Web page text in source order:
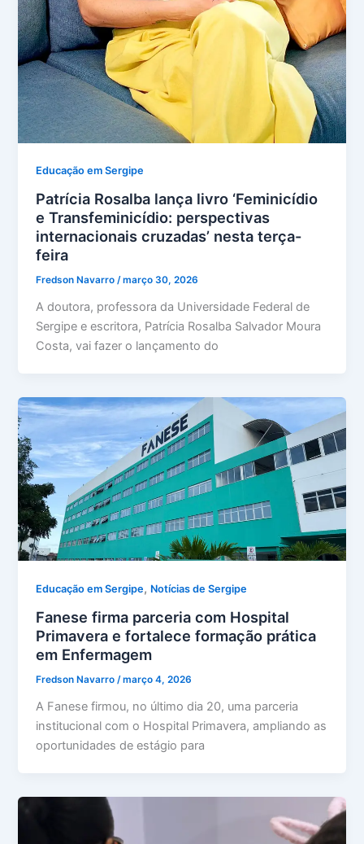
Educação em Sergipe
Patrícia Rosalba lança livro ‘Feminicídio
e Transfeminicídio: perspectivas
internacionais cruzadas’ nesta terça-
feira
Fredson Navarro/março 30, 2026
A doutora, professora da Universidade Federal de
Sergipe e escritora, Patrícia Rosalba Salvador Moura
Costa, vai fazer o lançamento do
Educação em Sergipe, Notícias de Sergipe
Fanese firma parceria com Hospital
Primavera e fortalece formação prática
em Enfermagem
Fredson Navarro/março 4, 2026
A Fanese firmou, no último dia 20, uma parceria
institucional com o Hospital Primavera, ampliando as
oportunidades de estágio para